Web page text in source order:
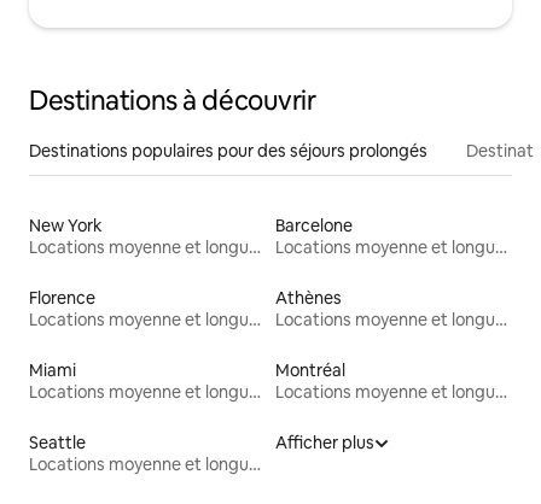
Destinations à découvrir
Destinations populaires pour des séjours prolongés
New York
Locations moyenne et longue durée
Barcelone
Locations moyenne et longue durée
Florence
Locations moyenne et longue durée
Athènes
Locations moyenne et longue durée
Miami
Locations moyenne et longue durée
Montréal
Locations moyenne et longue durée
Seattle
Locations moyenne et longue durée
Afficher plus